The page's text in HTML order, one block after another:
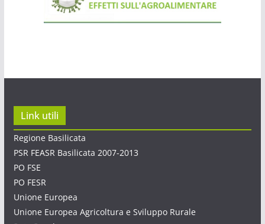
Link utili
Regione Basilicata
PSR FEASR Basilicata 2007-2013
PO FSE
PO FESR
Unione Europea
Unione Europea Agricoltura e Sviluppo Rurale